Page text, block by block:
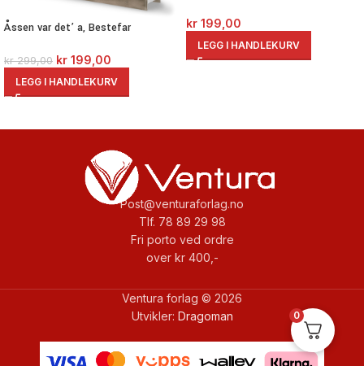
Åssen var det’ a, Bestefar
kr299,00 kr 199,00
LEGG I HANDLEKURV
kr 199,00
LEGG I HANDLEKURV
Post@venturaforlag.no
Tlf. 78 89 29 98
Fri porto ved ordre
over kr 400,-
Ventura forlag © 2026
Utvikler: Dragoman 0